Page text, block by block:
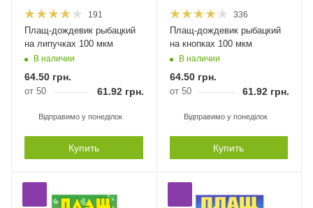
191
Плащ-дождевик рыбацкий
на липучках 100 мкм
В наличии
64.50 грн.
от 50 61.92 грн.
Відправимо у понеділок
Купить
336
Плащ-дождевик рыбацкий
на кнопках 100 мкм
В наличии
64.50грн.
от 50 61.92грн.
Відправимо у понеділок
Купить